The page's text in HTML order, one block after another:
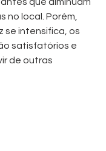
no local. Porém,
se intensifica, os
satisfatórios e
de outras